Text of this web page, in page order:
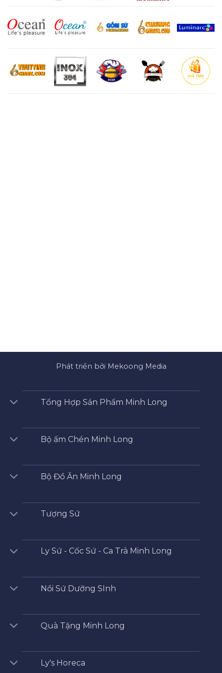
Phát triển bởi Mekoong Media
Tổng Hợp Sản Phẩm Minh Long
Bộ ấm Chén Minh Long
Bộ Đồ Ăn Minh Long
Tượng Sứ
Ly Sứ - Cốc Sứ - Ca Trà Minh Long
Nồi Sứ Dưỡng SInh
Quà Tặng Minh Long
Ly's Horeca